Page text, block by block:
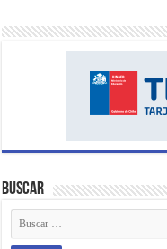
Buscar